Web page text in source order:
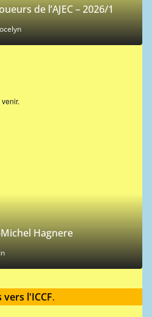
de l’AJEC – 2026/1
Hagnere
vers l'ICCF.